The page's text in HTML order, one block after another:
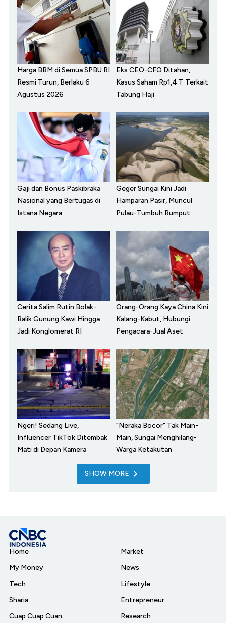
Harga BBM di Semua SPBU RI
Resmi Turun, Berlaku 6
Agustus 2026
Eks CEO-CFO Ditahan,
Kasus Saham Rp1,4 T Terkait
Tabung Haji
Gaji dan Bonus Paskibraka
Nasional yang Bertugas di
Istana Negara
Geger Sungai Kini Jadi
Hamparan Pasir, Muncul
Pulau-Tumbuh Rumput
Cerita Salim Rutin Bolak-
Balik Gunung Kawi Hingga
Jadi Konglomerat RI
Orang-Orang Kaya China Kini
Kalang-Kabut, Hubungi
Pengacara-Jual Aset
Ngeri! Sedang Live,
Influencer TikTok Ditembak
Mati di Depan Kamera
"Neraka Bocor" Tak Main-
Main, Sungai Menghilang-
Warga Ketakutan
SHOW MORE
Home
My Money
Tech
Sharia
Cuap Cuap Cuan
Market
News
Lifestyle
Entrepreneur
Research